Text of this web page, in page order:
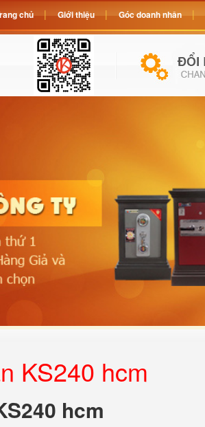
KS240 hcm
hcm
chủ Giới thiệu Góc doanh nhân